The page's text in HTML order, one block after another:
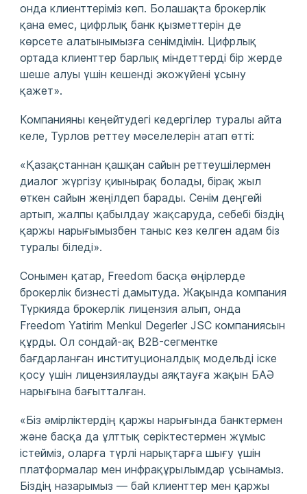
онда клиенттеріміз көп. Болашақта брокерлік
қана емес, цифрлық банк қызметтерін де
көрсете алатынымызға сенімдімін. Цифрлық
ортада клиенттер барлық міндеттерді бір жерде
шеше алуы үшін кешенді экожүйені ұсыну
қажет».
Компанияны кеңейтудегі кедергілер туралы айта
келе, Турлов реттеу мәселелерін атап өтті:
«Қазақстаннан қашқан сайын реттеушілермен
диалог жүргізу қиынырақ болады, бірақ жыл
өткен сайын жеңілдеп барады. Сенім деңгейі
артып, жалпы қабылдау жақсаруда, себебі біздің
қаржы нарығымызбен таныс кез келген адам біз
туралы біледі».
Сонымен қатар, Freedom басқа өңірлерде
брокерлік бизнесті дамытуда. Жақында компания
Түркияда брокерлік лицензия алып, онда
Freedom Yatirim Menkul Degerler JSC компаниясын
құрды. Ол сондай-ақ B2B-сегментке
бағдарланған институционалдық модельді іске
қосу үшін лицензиялауды аяқтауға жақын БАӘ
нарығына бағытталған.
«Біз әмірліктердің қаржы нарығында банктермен
және басқа да ұлттық серіктестермен жұмыс
істейміз, оларға түрлі нарықтарға шығу үшін
платформалар мен инфрақұрылымдар ұсынамыз.
Біздің назарымыз — бай клиенттер мен қаржы